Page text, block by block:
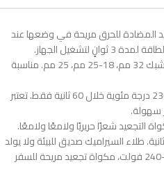
المضادة للحرق مريحة في وضعها عند
لتشغيل الجهاز.
6 خيارات: 09-18 مم، 10 مم، 19 مم، مشبك 32 مم، 18-25 مم، 25 مم. مناسبة
تسخين سريع: من 80 درجة مئوية إلى 230 درجة مئوية خلال 60 ثانية فقط. تعتبر
التجعيد شعرًا حريريًا ولامعًا ولامعًا.
تصميم السلامة: إيقاف تلقائي بعد 60 ثانية. طلاء السيراميك صديق للبيئة ولا يولد
كهرباء ساكنة. جهد عريض عالمي 100-240 فولت، مكواة تجعيد مريحة للسفر